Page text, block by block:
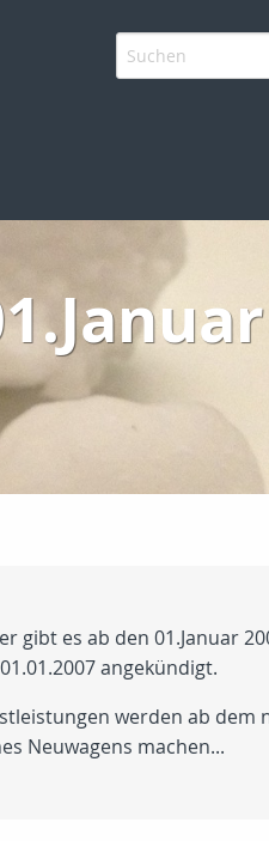
es ab den 01.Januar
angekündigt.
werden ab dem
Neuwagens machen...